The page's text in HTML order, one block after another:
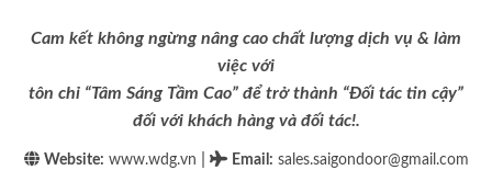
Cam kết không ngừng nâng cao chất lượng dịch vụ & làm
việc với
tôn chỉ “Tâm Sáng Tầm Cao” để trở thành “Đối tác tin cậy”
đối với khách hàng và đối tác!.
Website: www.wdg.vn Email : sales.saigondoor@gmail.com